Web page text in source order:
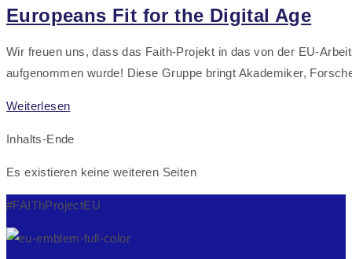
des
Europeans Fit for the Digital Age
Wir freuen uns, dass das Faith-Projekt in das von der EU-
aufgenommen wurde! Diese Gruppe bringt Akademiker,
WeiterlesenEuropeans
for
the
Age
Inhalts-Ende
Es existieren keine weiteren Seiten
#FAIThProjectEU